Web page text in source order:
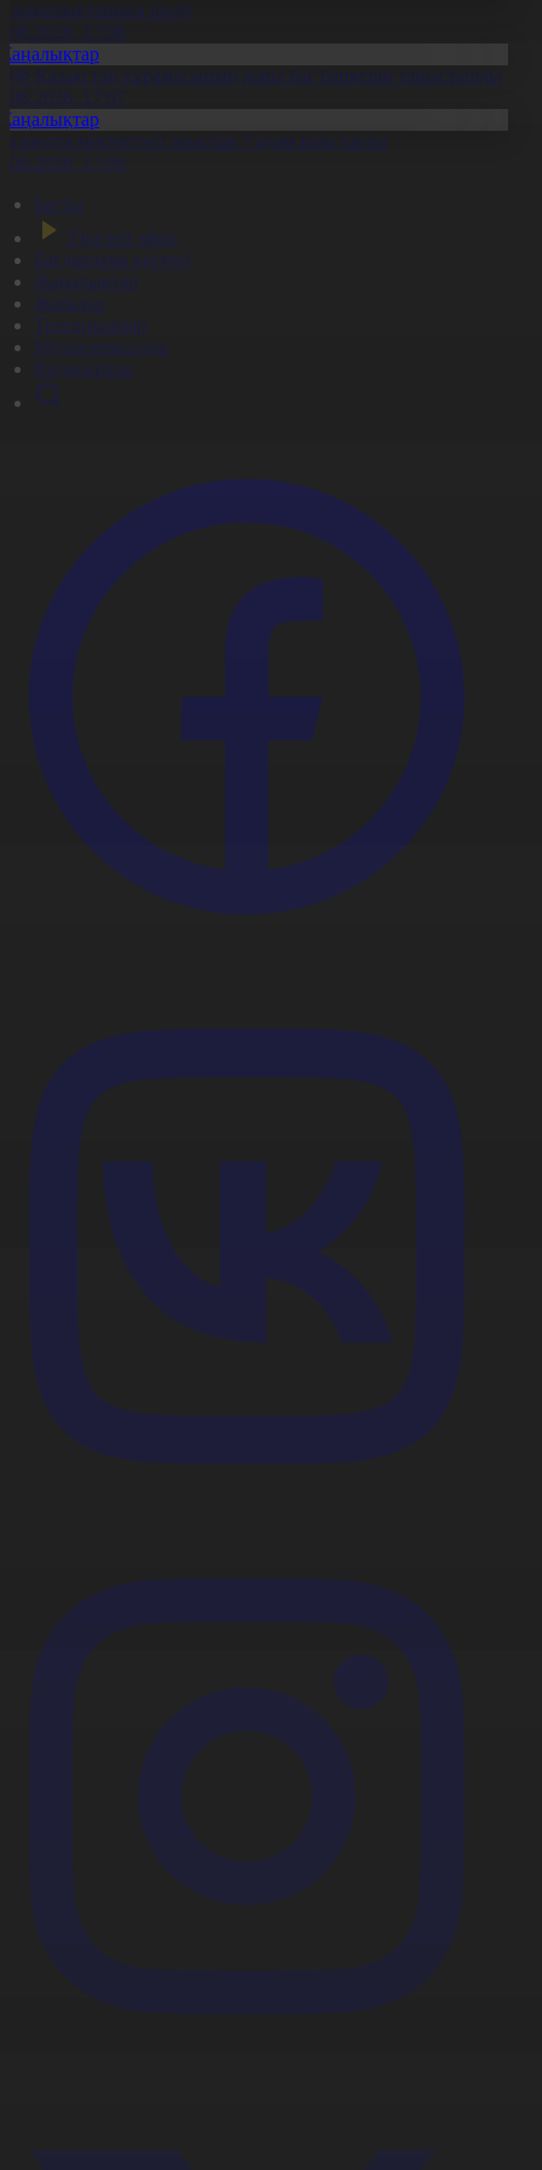
жаңалықтарына шолу
17:08
Қазақстан құрамасының жаңа бас бапкерін таныстырды
17:07
мектептегі атыстан 7 адам қаза тапты
17:06
Басты
Тікелей эфир
Бағдарлама кестесі
Жаңалықтар
Жобалар
Телехикаялар
Мультсериалдар
Видеоархив